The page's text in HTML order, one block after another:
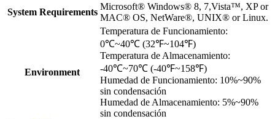
System Requirements
Microsoft® Windows® 8, 7,Vista™, XP or
MAC® OS, NetWare®, UNIX® or Linux.
Environment
Temperatura de Funcionamiento:
0℃~40℃ (32℉~104℉)
Temperatura de Almacenamiento:
-40℃~70℃ (-40℉~158℉)
Humedad de Funcionamiento: 10%~90%
sin condensación
Humedad de Almacenamiento: 5%~90%
sin condensación